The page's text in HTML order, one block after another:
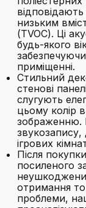
низьким
(TVOC). Ці
будь-якого
приміщенні.
Стильний
стенові
слугують
цьому колір
зображенню.
звукозапису,
ігрових
Після
посиленого
отримання
проблеми,